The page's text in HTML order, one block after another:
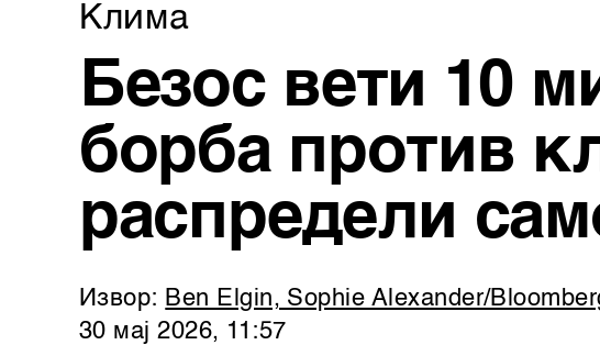
Клима
Безос вети 10
борба против
распредели
Извор: Ben Elgin, Sophie Alexander/
30 мај 2026, 11:57